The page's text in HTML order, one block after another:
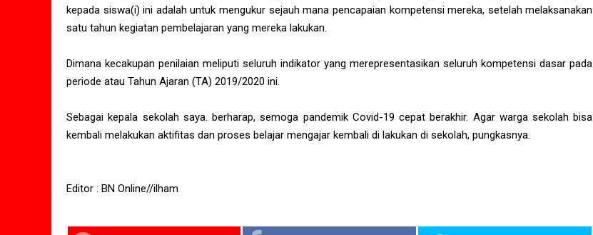
kepada siswa(i) ini adalah untuk mengukur sejauh mana pencapaian kompetensi mereka, setelah melaksanakan
satu tahun kegiatan pembelajaran yang mereka lakukan.
Dimana kecakupan penilaian meliputi seluruh indikator yang merepresentasikan seluruh kompetensi dasar pada
periode atau Tahun Ajaran (TA) 2019/2020 ini.
Sebagai kepala sekolah saya. berharap, semoga pandemik Covid-19 cepat berakhir. Agar warga sekolah bisa
kembali melakukan aktifitas dan proses belajar mengajar kembali di lakukan di sekolah, pungkasnya.
Editor : BN Online//ilham